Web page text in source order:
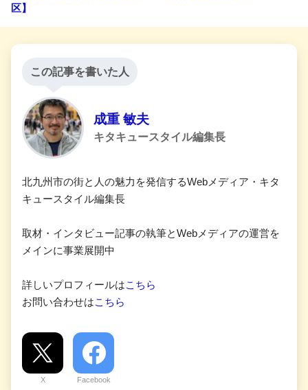
区】
この記事を書いた人
成重 敏夫
キタキュースタイル編集長
北九州市の街と人の魅力を発信するWebメディア・キタ
キュースタイル編集長
取材・インタビュー記事の執筆とWebメディアの運営を
メインに事業展開中
詳しいプロフィールはこちら
お問い合わせはこちら
X Facebook